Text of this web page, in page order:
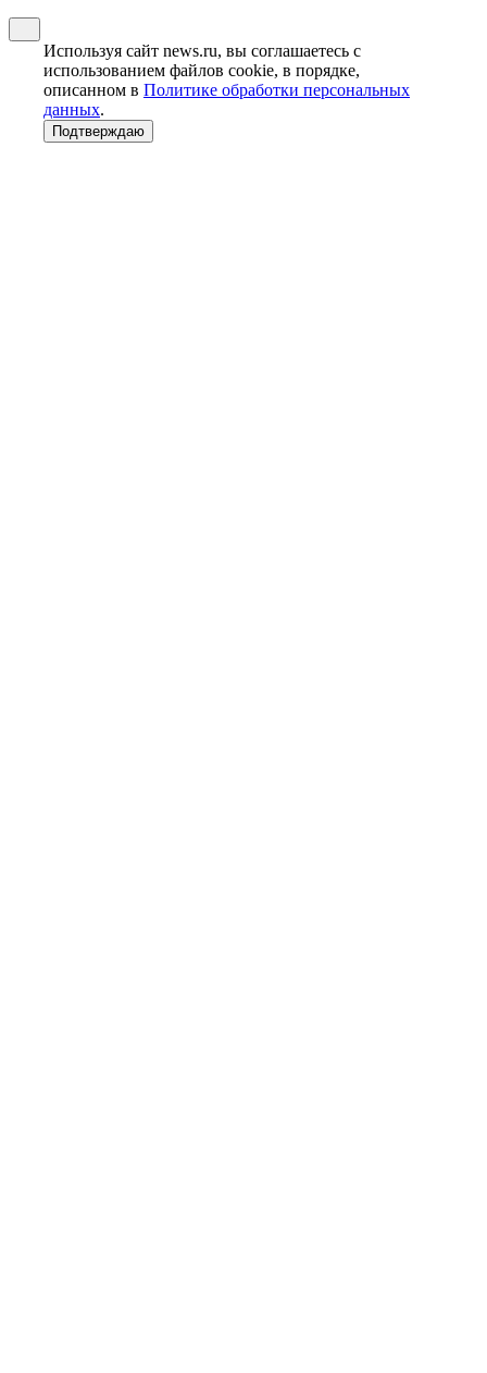
Используя сайт news.ru, вы соглашаетесь с
использованием файлов cookie, в порядке,
описанном в Политике обработки персональных
данных.
Подтверждаю